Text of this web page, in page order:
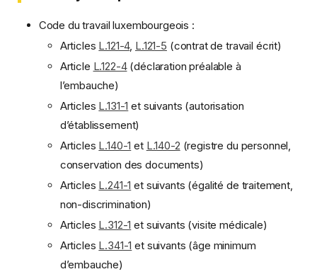
Code du travail luxembourgeois :
Articles L.121-4, L.121-5 (contrat de travail écrit)
Article L.122-4(déclaration préalable à
l’embauche)
Articles L.131-1 et suivants (autorisation
d’établissement)
Articles L.140-1 et L.140-2 (registre du personnel,
conservation des documents)
Articles L.241-1 et suivants (égalité de traitement,
non-discrimination)
Articles L.312-1 et suivants (visite médicale)
Articles L.341-1 et suivants (âge minimum
d’embauche)